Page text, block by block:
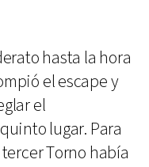
hasta la hora
el escape y
el
lugar. Para
Torno había